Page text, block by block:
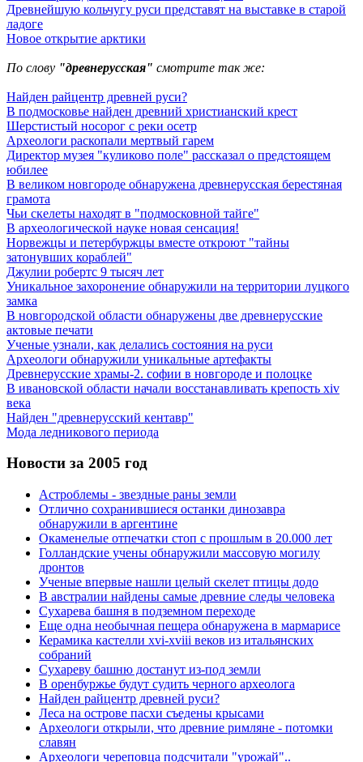
Древнейшую кольчугу руси представят на выставке в старой
ладоге
Новое открытие арктики
По слову "древнерусская" смотрите так же:
Найден райцентр древней руси?
В подмосковье найден древний христианский крест
Шерстистый носорог с реки осетр
Археологи раскопали мертвый гарем
Директор музея "куликово поле" рассказал о предстоящем
юбилее
В великом новгороде обнаружена древнерусская берестяная
грамота
Чьи скелеты находят в "подмосковной тайге"
В археологической науке новая сенсация!
Норвежцы и петербуржцы вместе откроют "тайны
затонувших кораблей"
Джулии робертс 9 тысяч лет
Уникальное захоронение обнаружили на территории луцкого
замка
В новгородской области обнаружены две древнерусские
актовые печати
Ученые узнали, как делались состояния на руси
Археологи обнаружили уникальные артефакты
Древнерусские храмы-2. софии в новгороде и полоцке
В ивановской области начали восстанавливать крепость xiv
века
Найден "древнерусский кентавр"
Мода ледникового периода
Новости за 2005 год
Астроблемы - звездные раны земли
Отлично сохранившиеся останки динозавра
обнаружили в аргентине
Окаменелые отпечатки стоп с прошлым в 20.000 лет
Голландские учены обнаружили массовую могилу
дронтов
Ученые впервые нашли целый скелет птицы додо
В австралии найдены самые древние следы человека
Сухарева башня в подземном переходе
Еще одна необычная пещера обнаружена в мармарисе
Керамика кастелли xvi-xviii веков из итальянских
собраний
Сухареву башню достанут из-под земли
В оренбуржье будут судить черного археолога
Найден райцентр древней руси?
Леса на острове пасхи съедены крысами
Археологи открыли, что древние римляне - потомки
славян
Археологи череповца подсчитали "урожай"..